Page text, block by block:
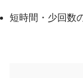
短時間・少回数